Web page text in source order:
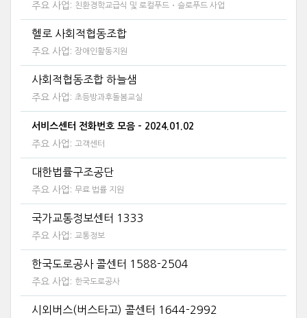
주요 사업: 친환경학교급식 및 로컬푸드・슬로푸드 사업
헬로 사회적협동조합
주요 사업: 장애인활동지원
사회적협동조합 하늘샘
주요 사업: 초등방과후돌봄교실
서비스센터 전화번호 모음 - 2024.01.02
주요 사업: 고객센터
대한법률구조공단
주요 사업: 무료 법률 지원
국가교통정보센터 1333
주요 사업: 교통정보
한국도로공사 콜센터 1588-2504
주요 사업: 한국도로공사
시외버스(버스타고) 콜센터 1644-2992